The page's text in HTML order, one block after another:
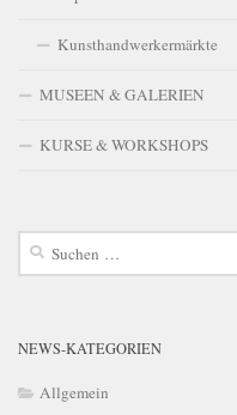
Kunsthandwerkermärkte
MUSEEN & GALERIEN
KURSE & WORKSHOPS
Suchen
NEWS-KATEGORIEN
Allgemein